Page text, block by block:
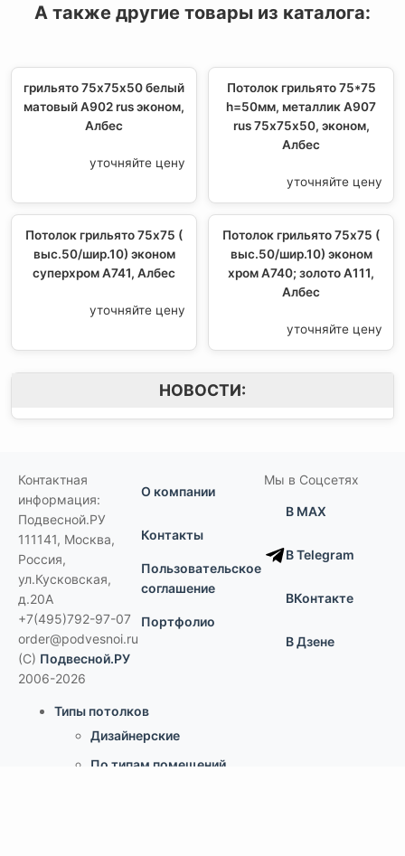
А также другие товары из каталога:
грильято 75х75х50 белый
матовый А902 rus эконом,
Албес
уточняйте цену
Потолок грильято 75*75
h=50мм, металлик А907
rus 75х75х50, эконом,
Албес
уточняйте цену
Потолок грильято 75х75 (
выс.50/шир.10) эконом
суперхром А741, Албес
уточняйте цену
Потолок грильято 75х75 (
выс.50/шир.10) эконом
хром А740; золото А111,
Албес
уточняйте цену
НОВОСТИ:
Контактная
информация:
Подвесной.РУ
111141, Москва,
Россия,
ул.Кусковская,
д.20А
+7(495)792-97-07
order@podvesnoi.ru
(C) Подвесной.РУ
2006-2026
О компании
Контакты
Пользовательское
соглашение
Портфолио
Мы в Соцсетях
В MAX
В Telegram
ВКонтакте
В Дзене
Типы потолков
Дизайнерские
По типам помещений